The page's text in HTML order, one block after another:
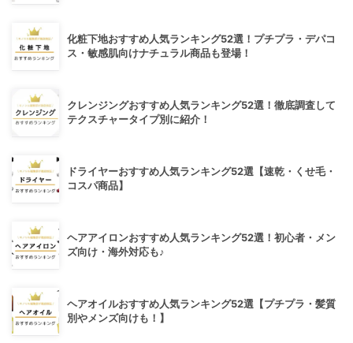
化粧下地おすすめ人気ランキング52選！プチプラ・デパコ
ス・敏感肌向けナチュラル商品も登場！
クレンジングおすすめ人気ランキング52選！徹底調査して
テクスチャータイプ別に紹介！
ドライヤーおすすめ人気ランキング52選【速乾・くせ毛・
コスパ商品】
ヘアアイロンおすすめ人気ランキング52選！初心者・メン
ズ向け・海外対応も♪
ヘアオイルおすすめ人気ランキング52選【プチプラ・髪質
別やメンズ向けも！】